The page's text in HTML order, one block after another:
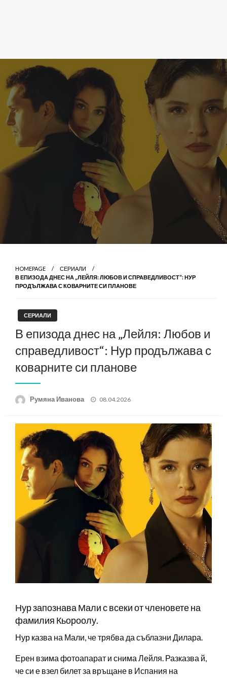
HOMEPAGE
СЕРИАЛИ
В ЕПИЗОДА ДНЕС НА „ЛЕЙЛЯ: ЛЮБОВ И СПРАВЕДЛИВОСТ“: НУР
ПРОДЪЛЖАВА С КОВАРНИТЕ СИ ПЛАНОВЕ
СЕРИАЛИ
В епизода днес на „Лейля: Любов и
справедливост“: Нур продължава с
коварните си планове
Румяна Иванова
Posted
08.04.2026
Нур запознава Мали с всеки от членовете на
фамилия Кьороолу.
Нур казва на Мали, че трябва да съблазни Дилара.
Ерен взима фотоапарат и снима Лейля. Разказва й,
че си е взел билет за връщане в Испания на